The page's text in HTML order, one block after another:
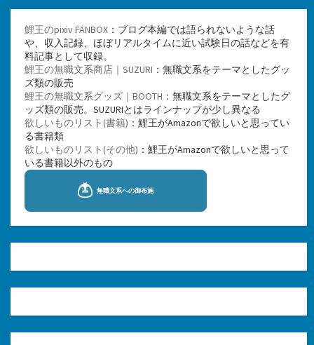
鯉王のpixiv FANBOX ：ブログ本編では語られないような話
や、収入記録、ほぼリアルタイムに近い試験日の話などを有
料記事として収録。
鯉王の無職文系商店｜SUZURI ：無職文系をテーマとしたグッ
ズ類の販売
鯉王の無職文系グッズ｜BOOTH ：無職文系をテーマとしたグ
ッズ類の販売。SUZURIとはラインナップが少し異なる
欲しいものリスト(書籍) ：鯉王がAmazonで欲しいと思ってい
る書籍類
欲しいものリスト(その他) ：鯉王がAmazonで欲しいと思って
いる書籍以外のもの